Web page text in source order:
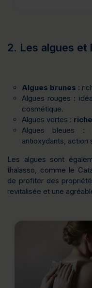
2. Les algues et
Algues brunes :
Algues rouges :
cosmétique.
Algues vertes :
Algues bleues :
antioxydants, action
Les algues sont
thalasso, comme le
de profiter des
revitalisée et une